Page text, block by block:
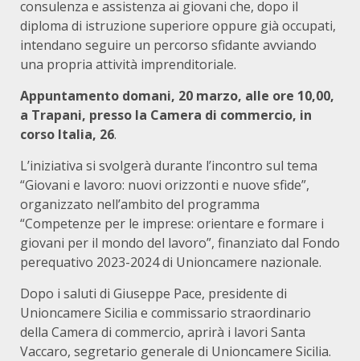
consulenza e assistenza ai giovani che, dopo il
diploma di istruzione superiore oppure già occupati,
intendano seguire un percorso sfidante avviando
una propria attività imprenditoriale.
Appuntamento domani, 20 marzo, alle ore 10,00,
a Trapani, presso la Camera di commercio, in
corso Italia, 26.
L’iniziativa si svolgerà durante l’incontro sul tema
“Giovani e lavoro: nuovi orizzonti e nuove sfide”,
organizzato nell’ambito del programma
“Competenze per le imprese: orientare e formare i
giovani per il mondo del lavoro”, finanziato dal Fondo
perequativo 2023-2024 di Unioncamere nazionale.
Dopo i saluti di Giuseppe Pace, presidente di
Unioncamere Sicilia e commissario straordinario
della Camera di commercio, aprirà i lavori Santa
Vaccaro, segretario generale di Unioncamere Sicilia.